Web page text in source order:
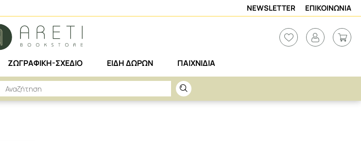
NEWSLETTER ΕΠΙΚΟΙΝΩΝΙΑ
ΖΩΓΡΑΦΙΚΗ-ΣΧΕΔΙΟ ΕΙΔΗ ΔΩΡΩΝ ΠΑΙΧΝΙΔΙΑ